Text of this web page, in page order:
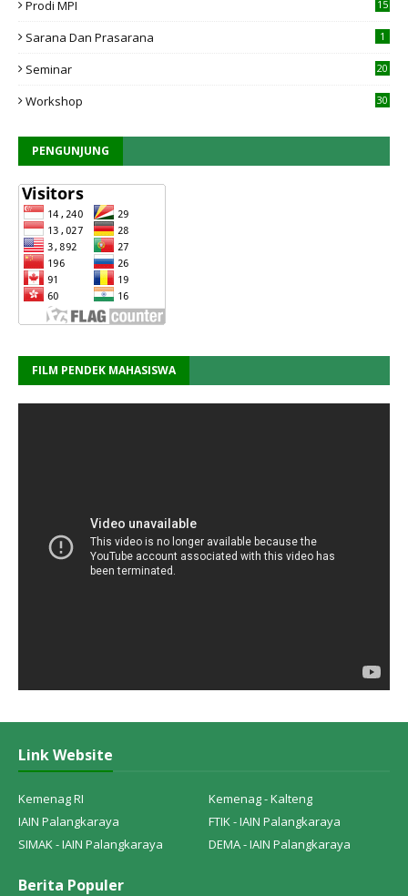
Prodi MPI
15
Sarana Dan Prasarana 1
Seminar 20
Workshop 30
PENGUNJUNG
FILM PENDEK MAHASISWA
Link Website
Kemenag RI
Kemenag - Kalteng
IAIN Palangkaraya
FTIK - IAIN Palangkaraya
SIMAK - IAIN Palangkaraya
DEMA - IAIN Palangkaraya
Berita Populer